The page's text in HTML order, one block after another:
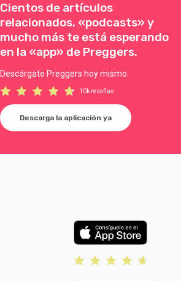
Cientos de artículos
relacionados, «podcasts» y
mucho más te está esperando
en la «app» de Preggers.
Descárgate Preggers hoy mismo.
10k reseñas
Descarga la aplicación ya